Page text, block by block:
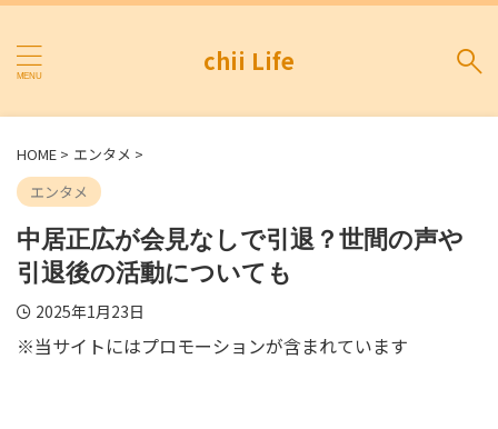
chii Life
HOME > エンタメ >
エンタメ
中居正広が会見なしで引退？世間の声や
引退後の活動についても
2025年1月23日
※当サイトにはプロモーションが含まれています